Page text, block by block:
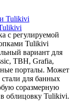
с регулируемой
Tulikivi
вариант для
TBH, Grafia,
порталы. Может
для банных
соразмерную
в облицовку Tulikivi.